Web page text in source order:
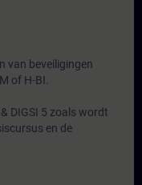
van beveiligingen
of H-BI.
DIGSI 5 zoals wordt
en de